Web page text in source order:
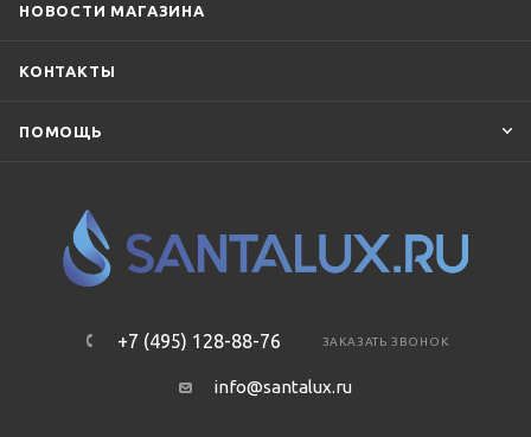
НОВОСТИ МАГАЗИНА
КОНТАКТЫ
ПОМОЩЬ
+7 (495) 128-88-76 ЗАКАЗАТЬ ЗВОНОК
info@santalux.ru